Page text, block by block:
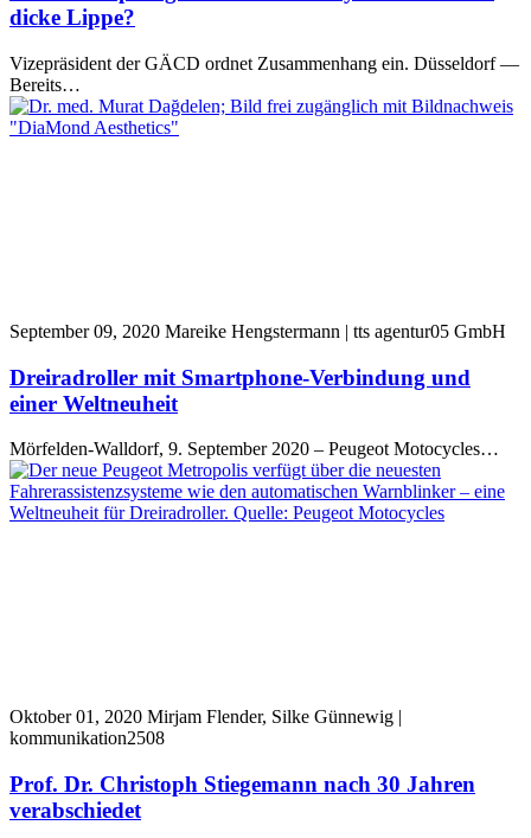
dicke Lippe?
Vizepräsident der GÄCD ordnet Zusammenhang ein. Düsseldorf —
Bereits…
September 09, 2020 Mareike Hengstermann | tts agentur05 GmbH
Dreiradroller mit Smartphone-Verbindung und
einer Weltneuheit
Mörfelden-Walldorf, 9. September 2020 – Peugeot Motocycles…
Oktober 01, 2020 Mirjam Flender, Silke Günnewig |
kommunikation2508
Prof. Dr. Christoph Stiegemann nach 30 Jahren
verabschiedet